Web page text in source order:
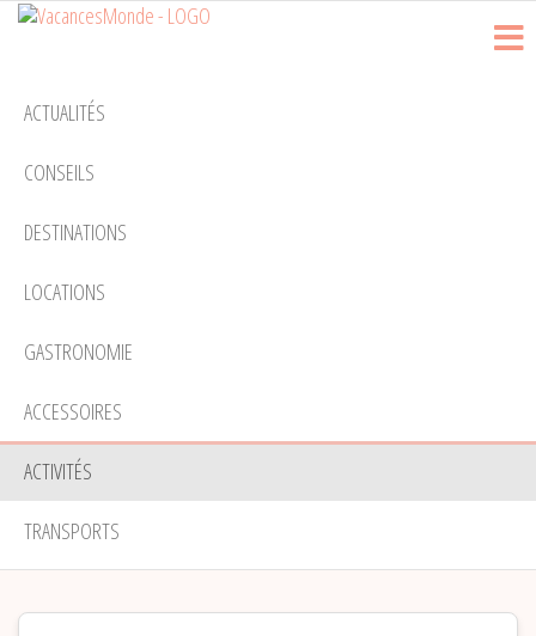
Passer
ACTUALITÉS
CONSEILS
DESTINATIONS
LOCATIONS
GASTRONOMIE
ACCESSOIRES
ACTIVITÉS
TRANSPORTS